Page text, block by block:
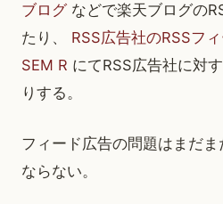
ブログなどで楽天ブログの
たり、 RSS広告社のRSSフ
SEM R にてRSS広告社に対
りする。
フィード広告の問題はまだ
ならない。